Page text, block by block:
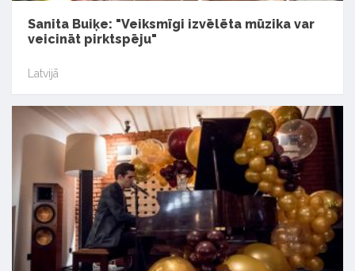
Sanita Buiķe: "Veiksmīgi izvēlēta mūzika var
veicināt pirktspēju"
Latvijā